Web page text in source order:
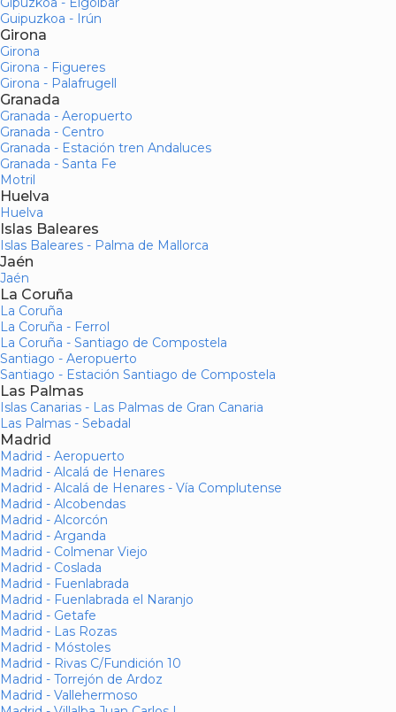
Guipuzkoa - Irún
Girona
Girona
Girona - Figueres
Girona - Palafrugell
Granada
Granada - Aeropuerto
Granada - Centro
Granada - Estación tren Andaluces
Granada - Santa Fe
Motril
Huelva
Huelva
Islas Baleares
Islas Baleares - Palma de Mallorca
Jaén
Jaén
La Coruña
La Coruña
La Coruña - Ferrol
La Coruña - Santiago de Compostela
Santiago - Aeropuerto
Santiago - Estación Santiago de Compostela
Las Palmas
Islas Canarias - Las Palmas de Gran Canaria
Las Palmas - Sebadal
Madrid
Madrid - Aeropuerto
Madrid - Alcalá de Henares
Madrid - Alcalá de Henares - Vía Complutense
Madrid - Alcobendas
Madrid - Alcorcón
Madrid - Arganda
Madrid - Colmenar Viejo
Madrid - Coslada
Madrid - Fuenlabrada
Madrid - Fuenlabrada el Naranjo
Madrid - Getafe
Madrid - Las Rozas
Madrid - Móstoles
Madrid - Rivas C/Fundición 10
Madrid - Torrejón de Ardoz
Madrid - Vallehermoso